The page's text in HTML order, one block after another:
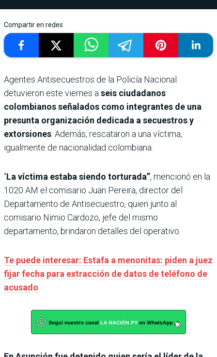
Compartir en redes
Agentes Antisecuestros de la Policía Nacional
detuvieron este viernes a seis ciudadanos
colombianos señalados como integrantes de una
presunta organización dedicada a secuestros y
extorsiones . Además, rescataron a una víctima,
igualmente de nacionalidad colombiana.
“La víctima estaba siendo torturada”, mencionó en la
1020 AM el comisario Juan Pereira, director del
Departamento de Antisecuestro, quien junto al
comisario Nimio Cardozo, jefe del mismo
departamento, brindaron detalles del operativo.
Te puede interesar: Estafa a menonitas: piden a juez
fijar fecha para extracción de datos de teléfono de
acusado